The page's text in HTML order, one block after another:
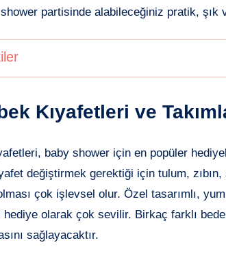
partisinde alabileceğiniz pratik, şık
Kıyafetleri ve
baby shower için en popüler
değiştirmek gerektiği için tulum,
çok işlevsel olur. Özel tasarımlı,
hediye olarak çok sevilir. Birkaç farklı
sağlayacaktır.